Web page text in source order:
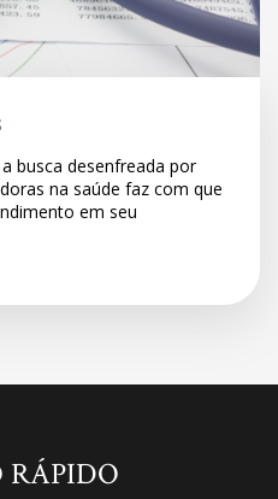
busca desenfreada por
na saúde faz com que
em seu
RÁPIDO